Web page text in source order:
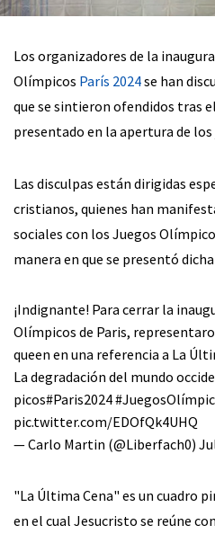
Los organizadores de la
Olímpicos París 2024se han
que se sintieron ofendidos tras
presentado en la apertura de los
Las disculpas están dirigidas
cristianos, quienes han
sociales con los Juegos
manera en que se presentó
¡Indignante! Para cerrar la
Olímpicos de Paris,
queen en una referencia a La
La degradación del mundo
picos#Paris2024
pic.twitter.com/EDOfQk4UHQ
— Carlo Martin (@Liberfach0)
"La Última Cena" es un cuadro
en el cual Jesucristo se reúne